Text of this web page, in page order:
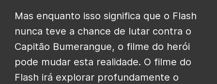
Mas enquanto isso significa que o Flash
nunca teve a chance de lutar contra o
Capitão Bumerangue, o filme do herói
pode mudar esta realidade. O filme do
Flash irá explorar profundamente o